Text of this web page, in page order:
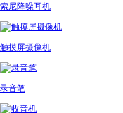
索尼降噪耳机
触摸屏摄像机
录音笔